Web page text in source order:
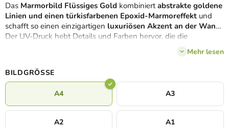
Das Marmorbild Flüssiges Gold kombiniertabstrakte goldene
Linien und einen türkisfarbenen Epoxid-Marmoreffekt und
schafft so einen einzigartigen luxuriösen Akzent an der Wand.
Der UV-Druck hebt Details und Farben hervor, die die
modernes
, das dem Raum Helligkeit, Dynamik
und stilvollen Charakter verleiht.
Liebhaber von Minimalismus und Luxus.
Mehr lesen
BILDGRÖSSE
A4 A3
A2 A1